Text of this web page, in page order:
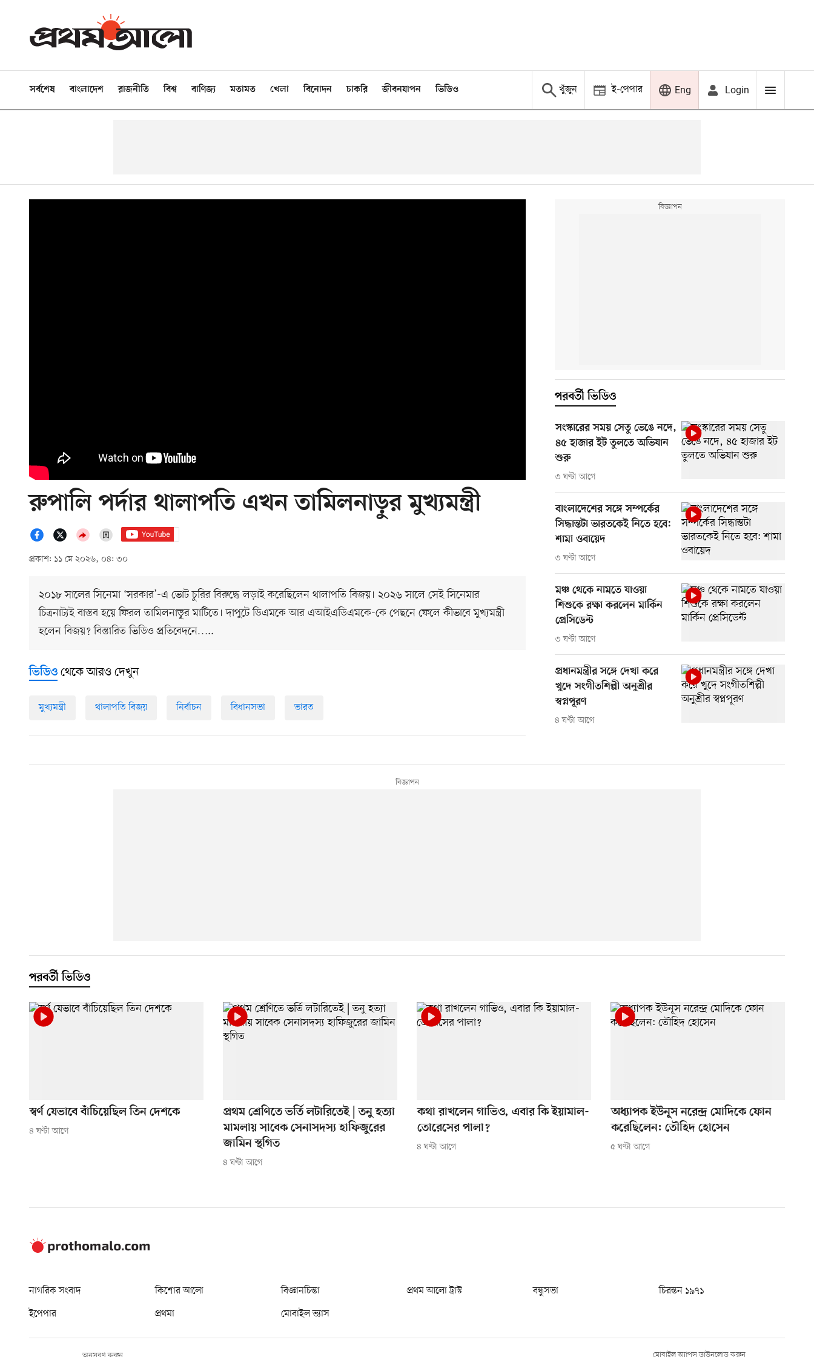
সর্বশেষ বাংলাদেশ রাজনীতি বিশ্ব বাণিজ্য মতামত খেলা বিনোদন চাকরি জীবনযাপন ভিডিও খুঁজুন ই-পেপার Eng Login
রুপালি পর্দার থালাপতি এখন তামিলনাড়ুর মুখ্যমন্ত্রী
প্রকাশ: ১১ মে ২০২৬, ০৪: ৩০
২০১৮ সালের সিনেমা ‘সরকার’-এ ভোট চুরির বিরুদ্ধে লড়াই করেছিলেন থালাপতি বিজয়। ২০২৬ সালে সেই সিনেমার
চিত্রনাট্যই বাস্তব হয়ে ফিরল তামিলনাড়ুর মাটিতে। দাপুটে ডিএমকে আর এআইএডিএমকে-কে পেছনে ফেলে কীভাবে মুখ্যমন্ত্রী
হলেন বিজয়? বিস্তারিত ভিডিও প্রতিবেদনে…..
পরবর্তী ভিডিও
সংস্কারের সময় সেতু ভেঙে নদে,
৪৫ হাজার ইট তুলতে অভিযান
শুরু
৩ ঘণ্টা আগে
বাংলাদেশের সঙ্গে সম্পর্কের
সিদ্ধান্তটা ভারতকেই নিতে হবে:
শামা ওবায়েদ
৩ ঘণ্টা আগে
মঞ্চ থেকে নামতে যাওয়া
শিশুকে রক্ষা করলেন মার্কিন
প্রেসিডেন্ট
৩ ঘণ্টা আগে
প্রধানমন্ত্রীর সঙ্গে দেখা করে
খুদে সংগীতশিল্পী অনুশ্রীর
স্বপ্নপূরণ
৪ ঘণ্টা আগে
ভিডিও থেকে আরও দেখুন
মুখ্যমন্ত্রী থালাপতি বিজয় নির্বাচন বিধানসভা ভারত
পরবর্তী ভিডিও
স্বর্ণ যেভাবে বাঁচিয়েছিল তিন দেশকে
৪ ঘণ্টা আগে
প্রথম শ্রেণিতে ভর্তি লটারিতেই | তনু হত্যা
মামলায় সাবেক সেনাসদস্য হাফিজুরের
জামিন স্থগিত
৪ ঘণ্টা আগে
কথা রাখলেন গাভিও, এবার কি ইয়ামাল-
তোরেসের পালা?
৪ ঘণ্টা আগে
অধ্যাপক ইউনূস নরেন্দ্র মোদিকে ফোন
করেছিলেন: তৌহিদ হোসেন
৫ ঘণ্টা আগে
নাগরিক সংবাদ কিশোর আলো বিজ্ঞানচিন্তা প্রথম আলো ট্রাস্ট বন্ধুসভা
চিরন্তন ১৯৭১
ইপেপার
প্রথমা মোবাইল ভ্যাস
মোবাইল অ্যাপস ডাউনলোড করুন